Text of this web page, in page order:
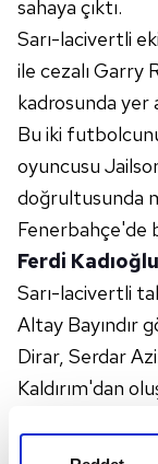
sahaya çıktı.
Sarı-lacivertli
ile cezalı Garry
kadrosunda yer
Bu iki
oyuncusu
doğrultusunda
Fenerbahçe'de
Ferdi Kadıoğlu
Sarı-lacivertli
Altay Bayındır
Dirar, Serdar
Kaldırım'dan